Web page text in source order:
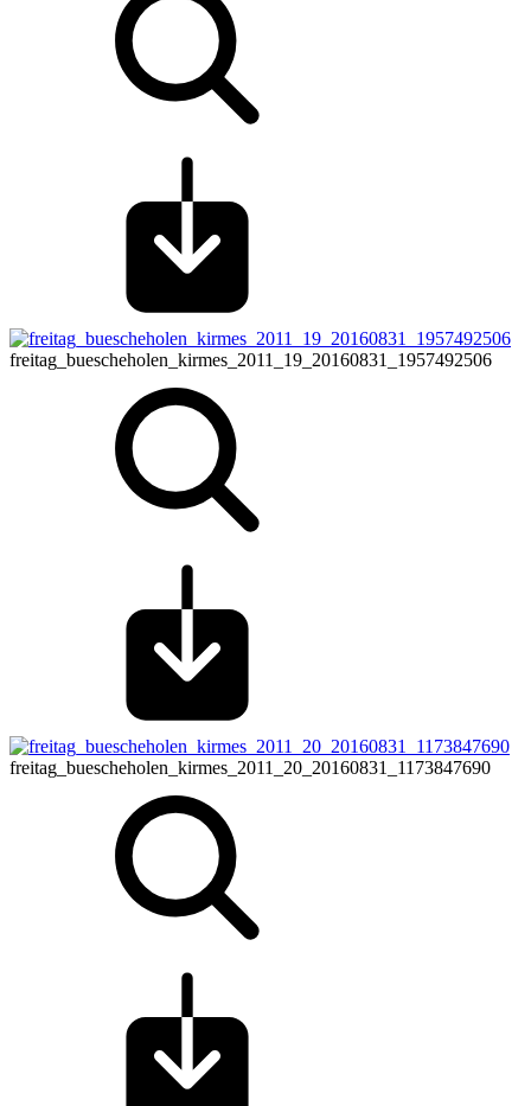
freitag_buescheholen_kirmes_2011_19_20160831_1957492506
freitag_buescheholen_kirmes_2011_20_20160831_1173847690